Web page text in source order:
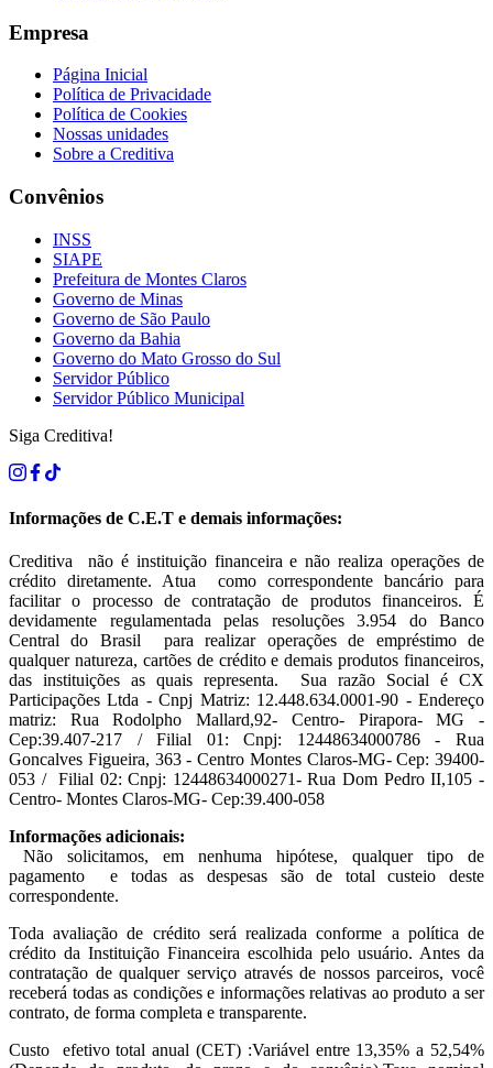
Empresa
Página Inicial
Política de Privacidade
Política de Cookies
Nossas unidades
Sobre a Creditiva
Convênios
INSS
SIAPE
Prefeitura de Montes Claros
Governo de Minas
Governo de São Paulo
Governo da Bahia
Governo do Mato Grosso do Sul
Servidor Público
Servidor Público Municipal
Siga Creditiva!
Informações de C.E.T e demais informações:
Creditiva não é instituição financeira e não realiza operações de
crédito diretamente. Atua como correspondente bancário para
facilitar o processo de contratação de produtos financeiros. É
devidamente regulamentada pelas resoluções 3.954 do Banco
Central do Brasil para realizar operações de empréstimo de
qualquer natureza, cartões de crédito e demais produtos financeiros,
das instituições as quais representa. Sua razão Social é CX
Participações Ltda - Cnpj Matriz: 12.448.634.0001-90 - Endereço
matriz: Rua Rodolpho Mallard,92- Centro- Pirapora- MG -
Cep:39.407-217 / Filial 01: Cnpj: 12448634000786 - Rua
Goncalves Figueira, 363 - Centro Montes Claros-MG- Cep: 39400-
053 / Filial 02: Cnpj: 12448634000271- Rua Dom Pedro II,105 -
Centro- Montes Claros-MG- Cep:39.400-058
Informações adicionais:
Não solicitamos, em nenhuma hipótese, qualquer tipo de
pagamento e todas as despesas são de total custeio deste
correspondente.
Toda avaliação de crédito será realizada conforme a política de
crédito da Instituição Financeira escolhida pelo usuário. Antes da
contratação de qualquer serviço através de nossos parceiros, você
receberá todas as condições e informações relativas ao produto a ser
contrato, de forma completa e transparente.
Custo efetivo total anual (CET) :Variável entre 13,35% a 52,54%